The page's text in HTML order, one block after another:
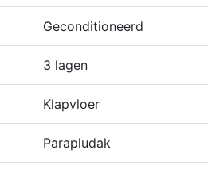
Geconditioneerd
3 lagen
Klapvloer
Parapludak